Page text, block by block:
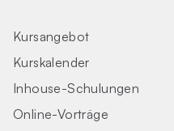
Kursangebot
Kurskalender
Inhouse-Schulungen
Online-Vorträge